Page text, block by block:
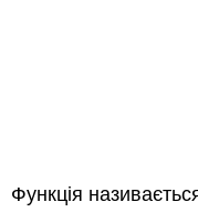
Функція